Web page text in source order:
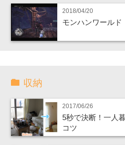
2018/04/20
モンハンワール
収納
2017/06/26
5秒で決断！一人
コツ